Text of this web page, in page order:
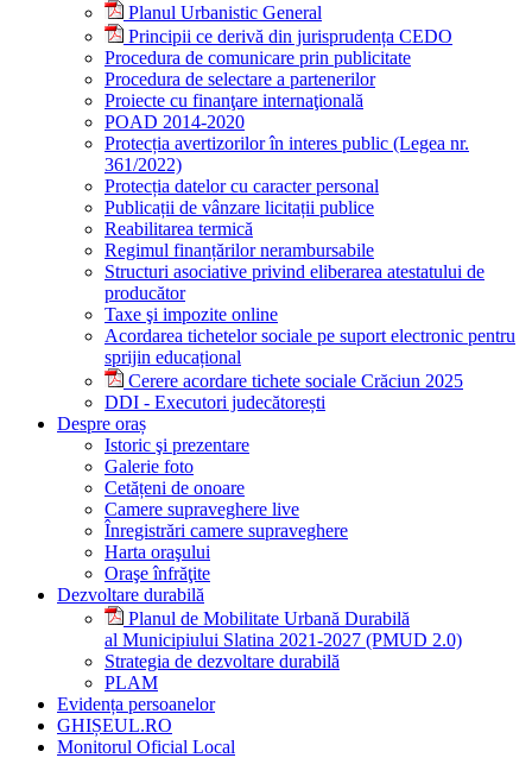
Planul Urbanistic General
Principii ce derivă din jurisprudența CEDO
Procedura de comunicare prin publicitate
Procedura de selectare a partenerilor
Proiecte cu finanţare internaţională
POAD 2014-2020
Protecția avertizorilor în interes public (Legea nr.
361/2022)
Protecția datelor cu caracter personal
Publicații de vânzare licitații publice
Reabilitarea termică
Regimul finanțărilor nerambursabile
Structuri asociative privind eliberarea atestatului de
producător
Taxe şi impozite online
Acordarea tichetelor sociale pe suport electronic pentru
sprijin educațional
Cerere acordare tichete sociale Crăciun 2025
DDI - Executori judecătorești
Despre oraș
Istoric şi prezentare
Galerie foto
Cetățeni de onoare
Camere supraveghere live
Înregistrări camere supraveghere
Harta oraşului
Oraşe înfrăţite
Dezvoltare durabilă
Planul de Mobilitate Urbană Durabilă
al Municipiului Slatina 2021-2027 (PMUD 2.0)
Strategia de dezvoltare durabilă
PLAM
Evidența persoanelor
GHIȘEUL.RO
Monitorul Oficial Local